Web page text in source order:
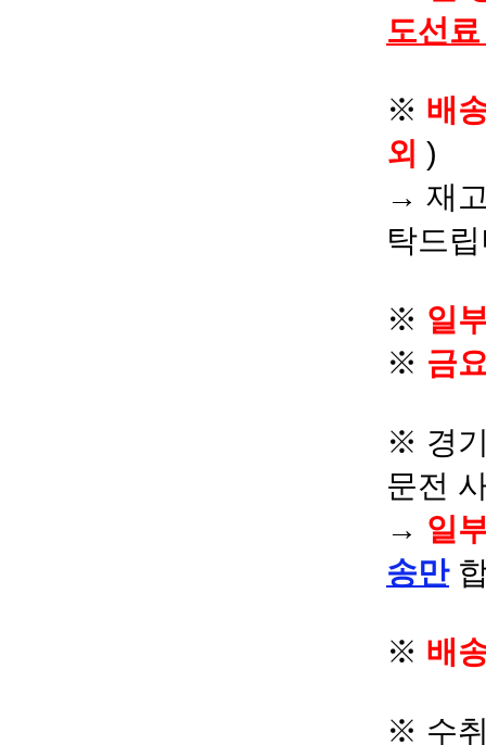
도선
※ 배
외 )
→ 재
탁드
※ 일
※ 금
※ 경
문전
→ 일
송만
※ 배
※ 수